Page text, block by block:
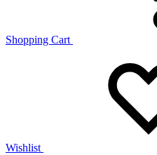
Shopping Cart
Wishlist